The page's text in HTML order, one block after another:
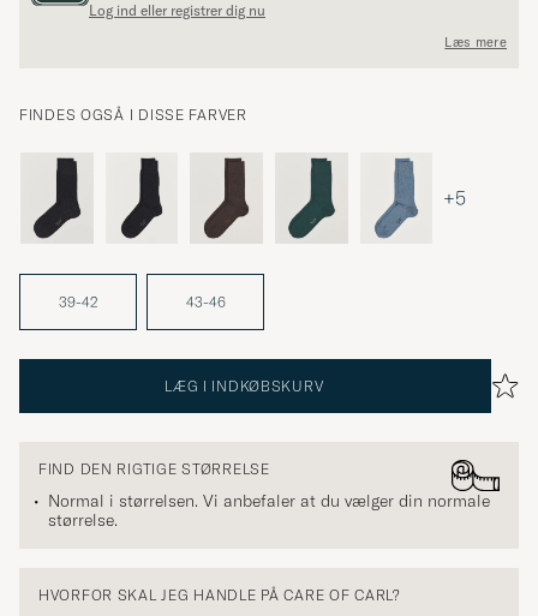
Log ind eller registrer dig nu
Læs mere
FINDES OGSÅ I DISSE FARVER
+5
39-42 43-46
LÆG I INDKØBSKURV
FIND DEN RIGTIGE STØRRELSE
Normal i størrelsen. Vi anbefaler at du vælger din normale
størrelse.
HVORFOR SKAL JEG HANDLE PÅ CARE OF CARL?